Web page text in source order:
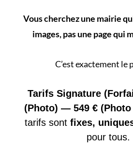
Vous cherchez une mairie
images, pas une page qui
C’est exactement le
Tarifs Signature
(Photo) — 549 € (Photo
tarifs sont fixes,
pour tous.